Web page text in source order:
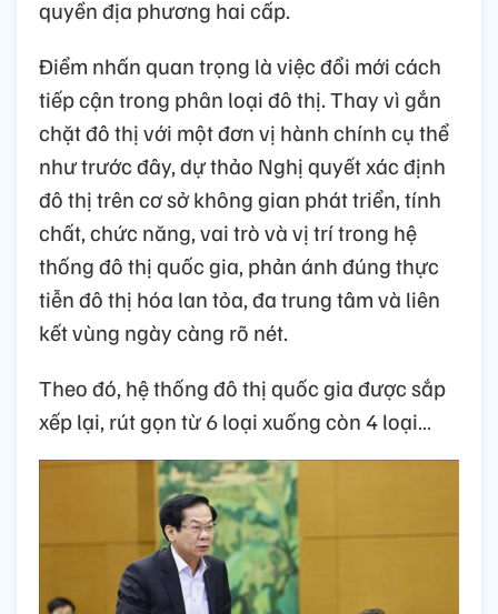
quyền địa phương hai cấp.
Điểm nhấn quan trọng là việc đổi mới cách
tiếp cận trong phân loại đô thị. Thay vì gắn
chặt đô thị với một đơn vị hành chính cụ thể
như trước đây, dự thảo Nghị quyết xác định
đô thị trên cơ sở không gian phát triển, tính
chất, chức năng, vai trò và vị trí trong hệ
thống đô thị quốc gia, phản ánh đúng thực
tiễn đô thị hóa lan tỏa, đa trung tâm và liên
kết vùng ngày càng rõ nét.
Theo đó, hệ thống đô thị quốc gia được sắp
xếp lại, rút gọn từ 6 loại xuống còn 4 loại…